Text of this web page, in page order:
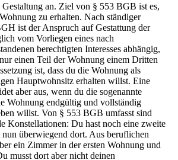
an. Ziel von § 553 BGB ist es,
zu erhalten. Nach ständiger
ist der Anspruch auf Gestattung der
vom Vorliegen eines nach
berechtigten Interesses abhängig,
einen Teil der Wohnung einem Dritten
ist, dass du die Wohnung als
Hauptwohnsitz erhalten willst. Eine
aber aus, wenn du die sogenannte
Wohnung endgültig und vollständig
willst. Von § 553 BGB umfasst sind
Konstellationen: Du hast noch eine zweite
überwiegend dort. Aus beruflichen
ein Zimmer in der ersten Wohnung und
musst dort aber nicht deinen